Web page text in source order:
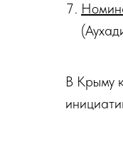
В Крыму